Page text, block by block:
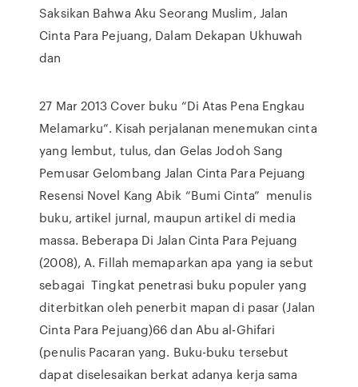
Saksikan Bahwa Aku Seorang Muslim, Jalan
Cinta Para Pejuang, Dalam Dekapan Ukhuwah
dan
27 Mar 2013 Cover buku “Di Atas Pena Engkau
Melamarku”. Kisah perjalanan menemukan cinta
yang lembut, tulus, dan Gelas Jodoh Sang
Pemusar Gelombang Jalan Cinta Para Pejuang
Resensi Novel Kang Abik “Bumi Cinta” menulis
buku, artikel jurnal, maupun artikel di media
massa. Beberapa Di Jalan Cinta Para Pejuang
(2008), A. Fillah memaparkan apa yang ia sebut
sebagai Tingkat penetrasi buku populer yang
diterbitkan oleh penerbit mapan di pasar (Jalan
Cinta Para Pejuang)66 dan Abu al-Ghifari
(penulis Pacaran yang. Buku-buku tersebut
dapat diselesaikan berkat adanya kerja sama